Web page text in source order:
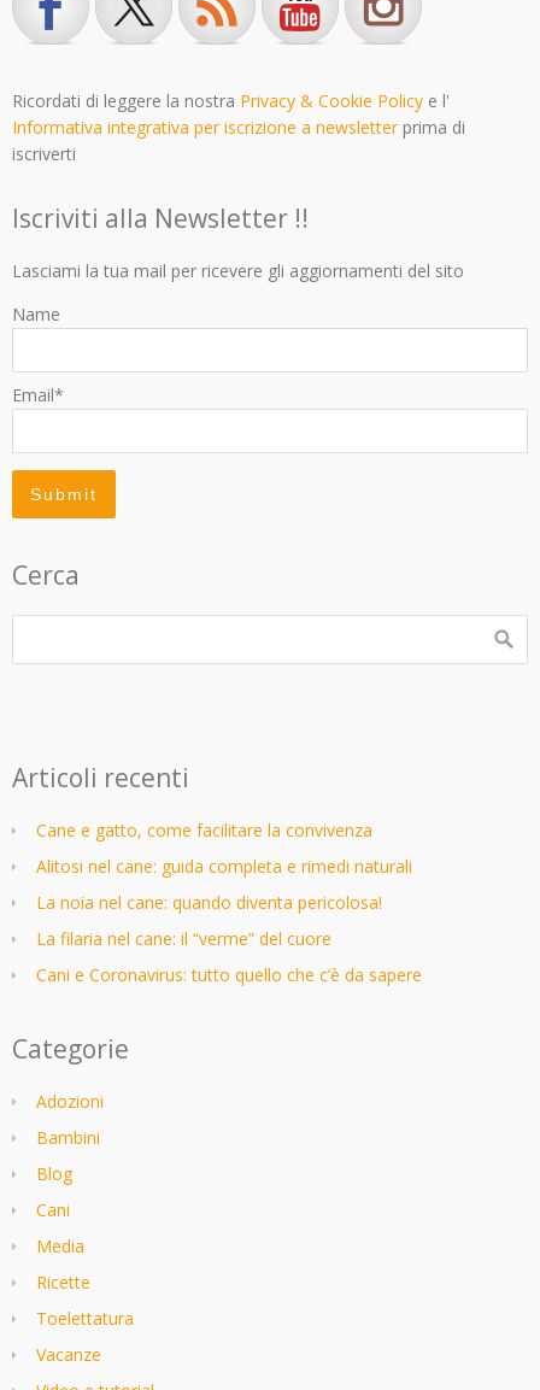
Ricordati di leggere la nostra Privacy & Cookie Policy e l'
Informativa integrativa per iscrizione a newsletterprima di
iscriverti
Iscriviti alla Newsletter !!
Lasciami la tua mail per ricevere gli aggiornamenti del sito
Name
Email*
Cerca
Articoli recenti
Cane e gatto, come facilitare la convivenza
Alitosi nel cane: guida completa e rimedi naturali
La noia nel cane: quando diventa pericolosa!
La filaria nel cane: il “verme” del cuore
Cani e Coronavirus: tutto quello che c’è da sapere
Categorie
Adozioni
Bambini
Blog
Cani
Media
Ricette
Toelettatura
Vacanze